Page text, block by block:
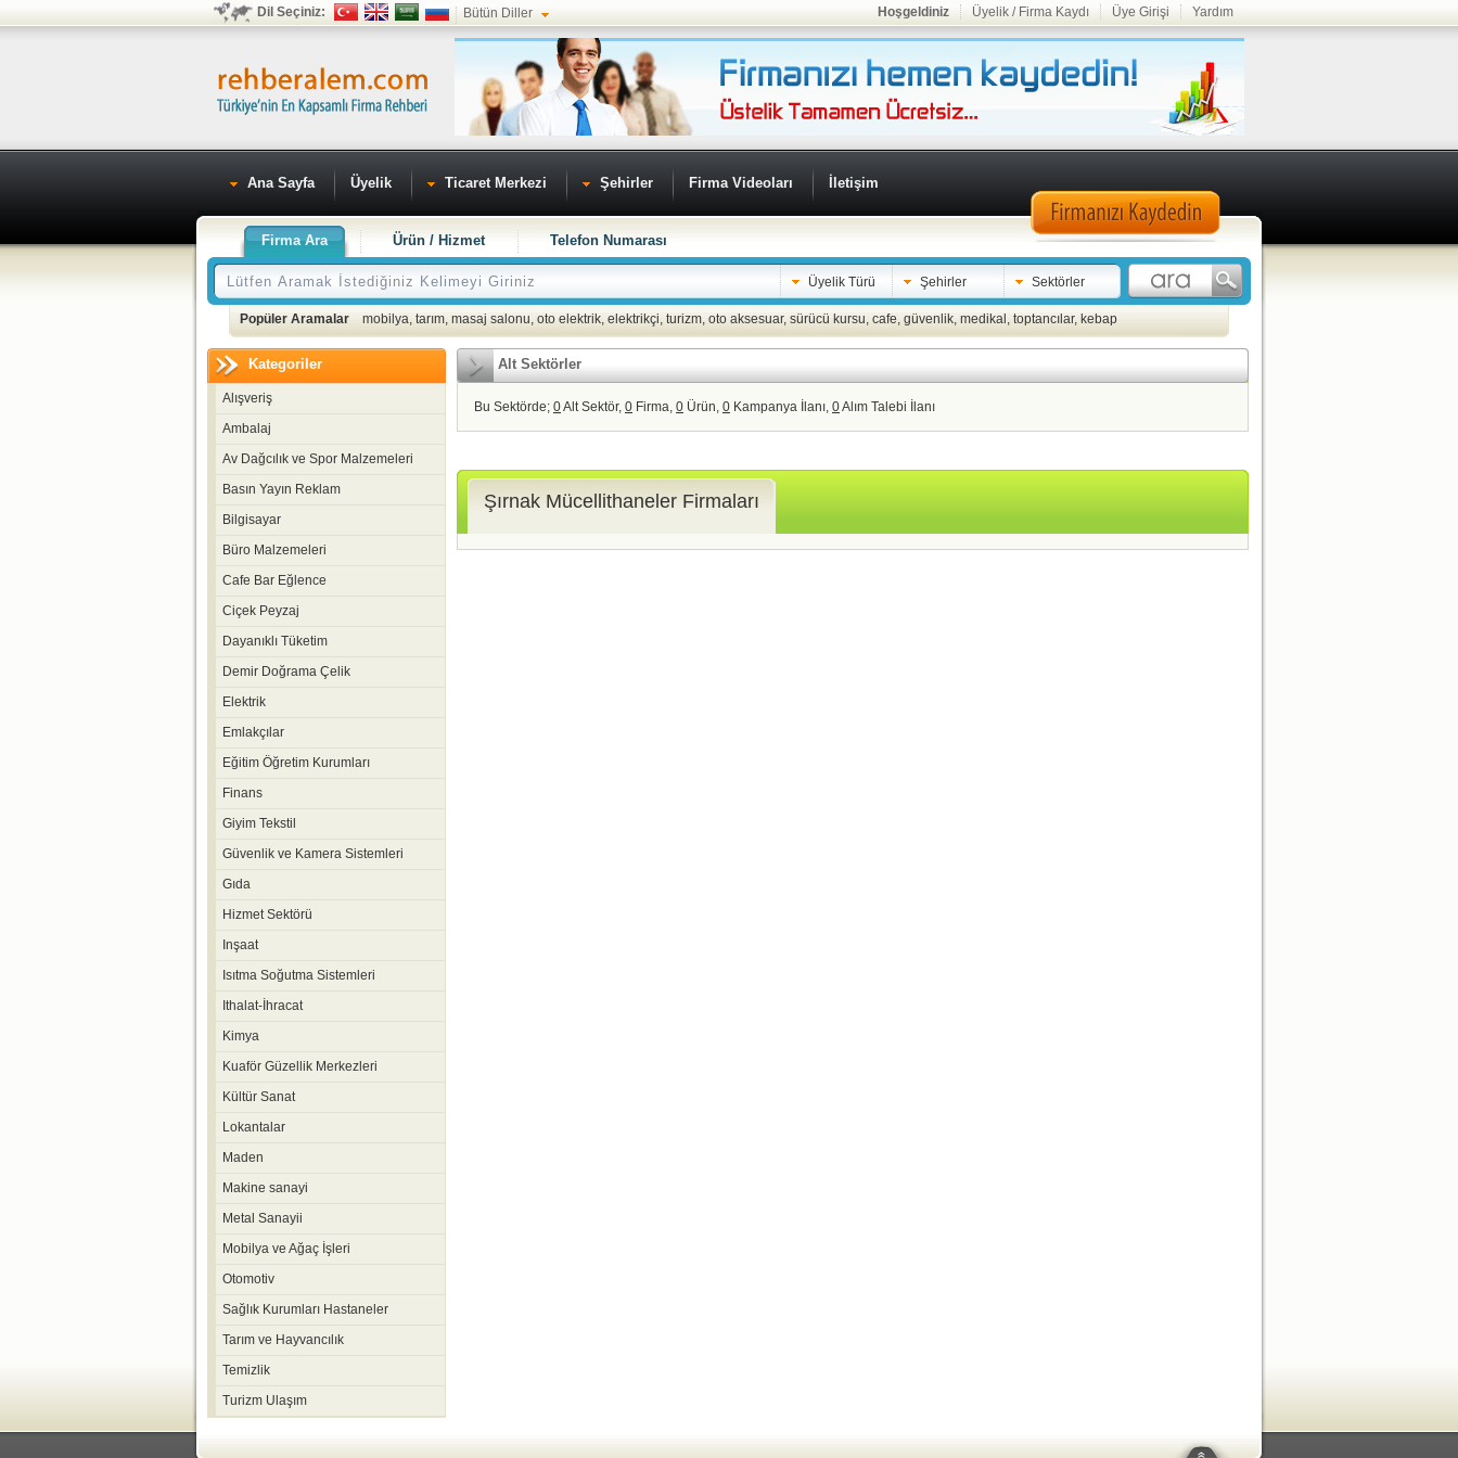
Dil Seçiniz: Bütün Diller Hoşgeldiniz Üyelik / Firma Kaydı Üye Girişi Yardım
Ana Sayfa Üyelik Ticaret Merkezi Şehirler Firma Videoları İletişim
Firma Ara Ürün / Hizmet Telefon Numarası
Üyelik Türü Şehirler Sektörler
Popüler Aramalar mobilya, tarım, masaj salonu, oto elektrik, elektrikçi, turizm, oto aksesuar, sürücü kursu, cafe, güvenlik, medikal , toptancılar, kebap
Kategoriler
Alışveriş
Ambalaj
Av Dağcılık ve Spor Malzemeleri
Basın Yayın Reklam
Bilgisayar
Büro Malzemeleri
Cafe Bar Eğlence
Ciçek Peyzaj
Dayanıklı Tüketim
Demir Doğrama Çelik
Elektrik
Emlakçılar
Eğitim Öğretim Kurumları
Finans
Giyim Tekstil
Güvenlik ve Kamera Sistemleri
Gıda
Hizmet Sektörü
Inşaat
Isıtma Soğutma Sistemleri
Ithalat-İhracat
Kimya
Kuaför Güzellik Merkezleri
Kültür Sanat
Lokantalar
Maden
Makine sanayi
Metal Sanayii
Mobilya ve Ağaç İşleri
Otomotiv
Sağlık Kurumları Hastaneler
Tarım ve Hayvancılık
Temizlik
Turizm Ulaşım
Alt Sektörler
Bu Sektörde; 0Alt Sektör, 0 Firma, 0 Ürün, 0 Kampanya İlanı, 0Alım Talebi İlanı
Şırnak Mücellithaneler Firmaları